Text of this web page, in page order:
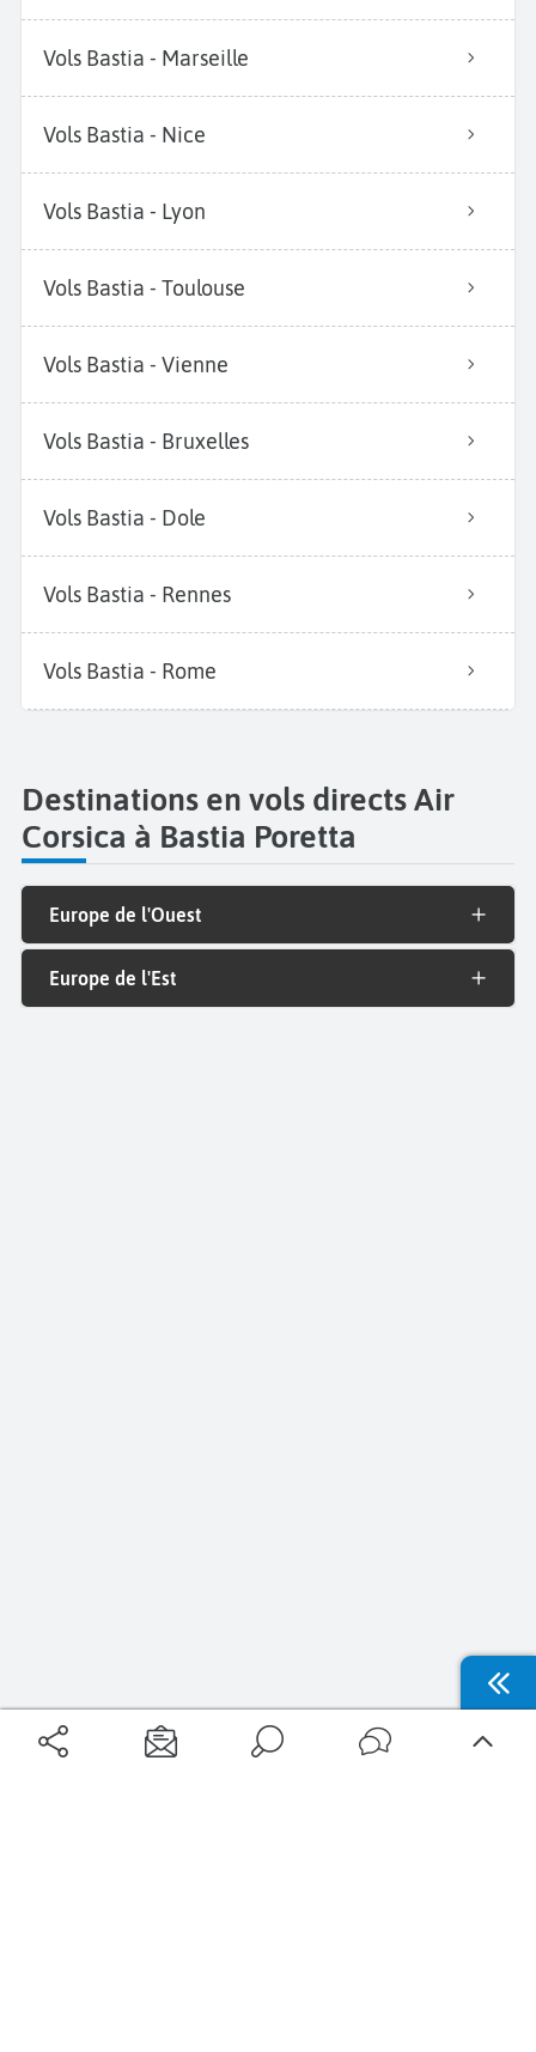
Vols Bastia - Marseille
Vols Bastia - Nice
Vols Bastia - Lyon
Vols Bastia - Toulouse
Vols Bastia - Vienne
Vols Bastia - Bruxelles
Vols Bastia - Dole
Vols Bastia - Rennes
Vols Bastia - Rome
Destinations en vols directs Air
Corsica à Bastia Poretta
Europe de l'Ouest
Europe de l'Est